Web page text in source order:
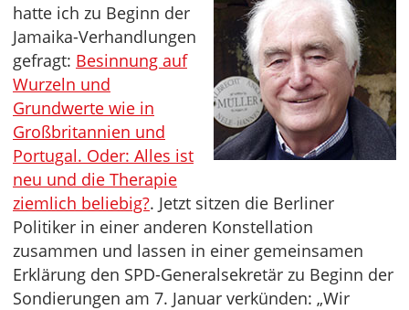
hatte ich zu Beginn der
Jamaika-Verhandlungen
gefragt: Besinnung auf
Wurzeln und
Grundwerte wie in
Großbritannien und
Portugal. Oder: Alles ist
neu und die Therapie
ziemlich beliebig?. Jetzt sitzen die Berliner
Politiker in einer anderen Konstellation
zusammen und lassen in einer gemeinsamen
Erklärung den SPD-Generalsekretär zu Beginn der
Sondierungen am 7. Januar verkünden: „Wir